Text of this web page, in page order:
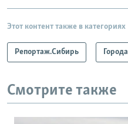
Этот контент также в категориях
Репортаж.Сибирь Города
Смотрите также